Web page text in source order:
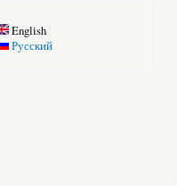
English
Русский